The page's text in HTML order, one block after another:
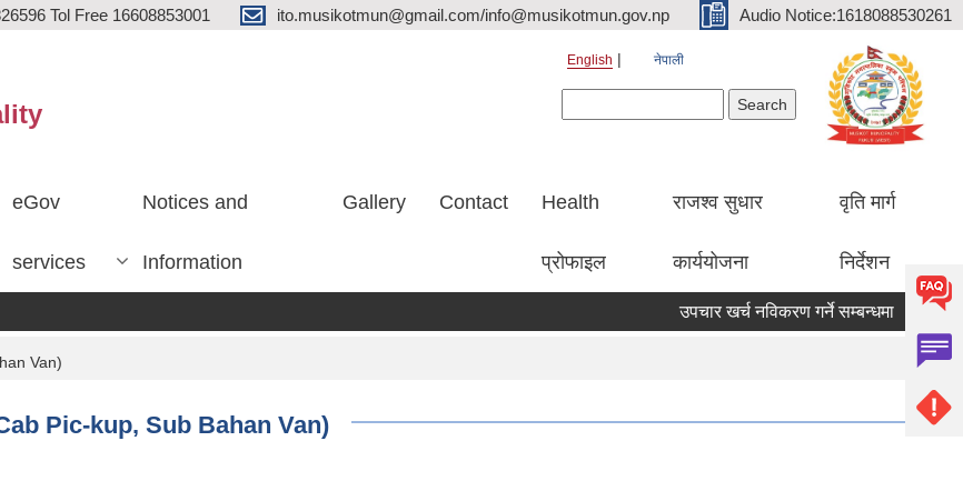
Tol Free 16608853001 ito.musikotmun@gmail.com/info@musikotmun.gov.np Audio Notice:1618088530261
English नेपाली
eGov
services
Notices and
Information
Gallery Contact Health
प्रोफाइल
राजश्व सुधार
कार्ययोजना
वृति मार्ग
निर्देशन
उपचार खर्च नविकरण गर्ने सम्बन्धमा
Van)
Pic-kup, Sub Bahan Van)